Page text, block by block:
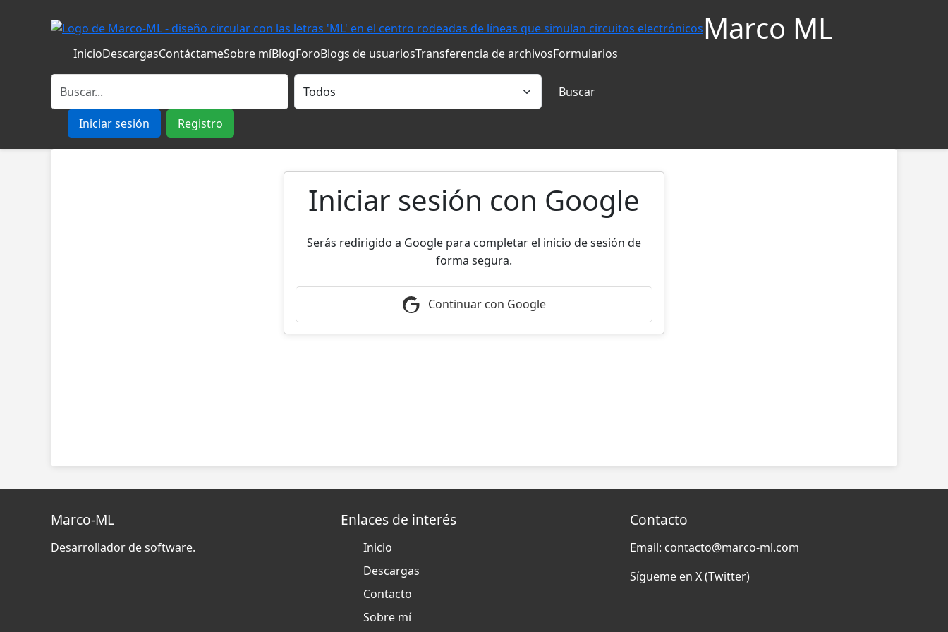
Marco ML
InicioDescargasContáctameSobre míBlogForoBlogs de usuariosTransferencia de archivosFormularios
Buscar
Iniciar sesión Registro
Iniciar sesión con Google
Serás redirigido a Google para completar el inicio de sesión de
forma segura.
Continuar con Google
Marco-ML
Desarrollador de software.
Enlaces de interés
Inicio
Descargas
Contacto
Sobre mí
Contacto
Email: contacto@marco-ml.com
Sígueme enX (Twitter)